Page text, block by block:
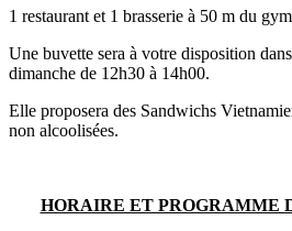
1 restaurant et 1 brasserie à 50 m du
Une buvette sera à votre disposition
dimanche de 12h30 à 14h00.
Elle proposera des Sandwichs
non alcoolisées.
HORAIRE ET PROGRAMME